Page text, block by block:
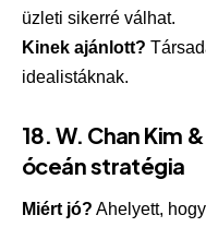
üzleti sikerré válhat.
Kinek ajánlott?
idealistáknak.
18. W. Chan Kim
óceán stratégia
Miért jó? Ahelyett,